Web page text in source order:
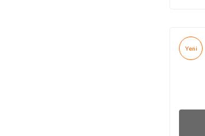
Yeni